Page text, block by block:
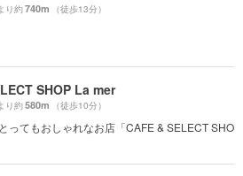
り約740m （徒歩13分）
SHOP La mer
り約580m （徒歩10分）
ってもおしゃれなお店「CAFE & SELECT SHO